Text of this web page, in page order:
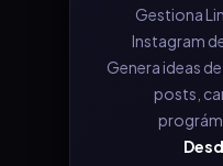
Gestiona
Instagram
Genera ideas
posts,